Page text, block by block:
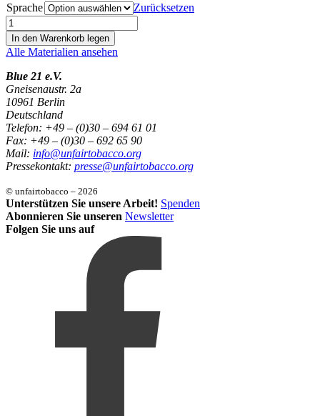
Sprache
Zurücksetzen
Postkarte
Was
steckt
in
einer
Wasserpfeife?
Menge
In den Warenkorb legen
Alle Materialien ansehen
Blue 21 e.V.
Gneisenaustr. 2a
10961 Berlin
Deutschland
Telefon: +49 – (0)30 – 694 61 01
Fax: +49 – (0)30 – 692 65 90
Mail: info@unfairtobacco.org
Pressekontakt: presse@unfairtobacco.org
© unfairtobacco – 2026
Unterstützen Sie unsere Arbeit! Spenden
Abonnieren Sie unseren Newsletter
Folgen Sie uns auf